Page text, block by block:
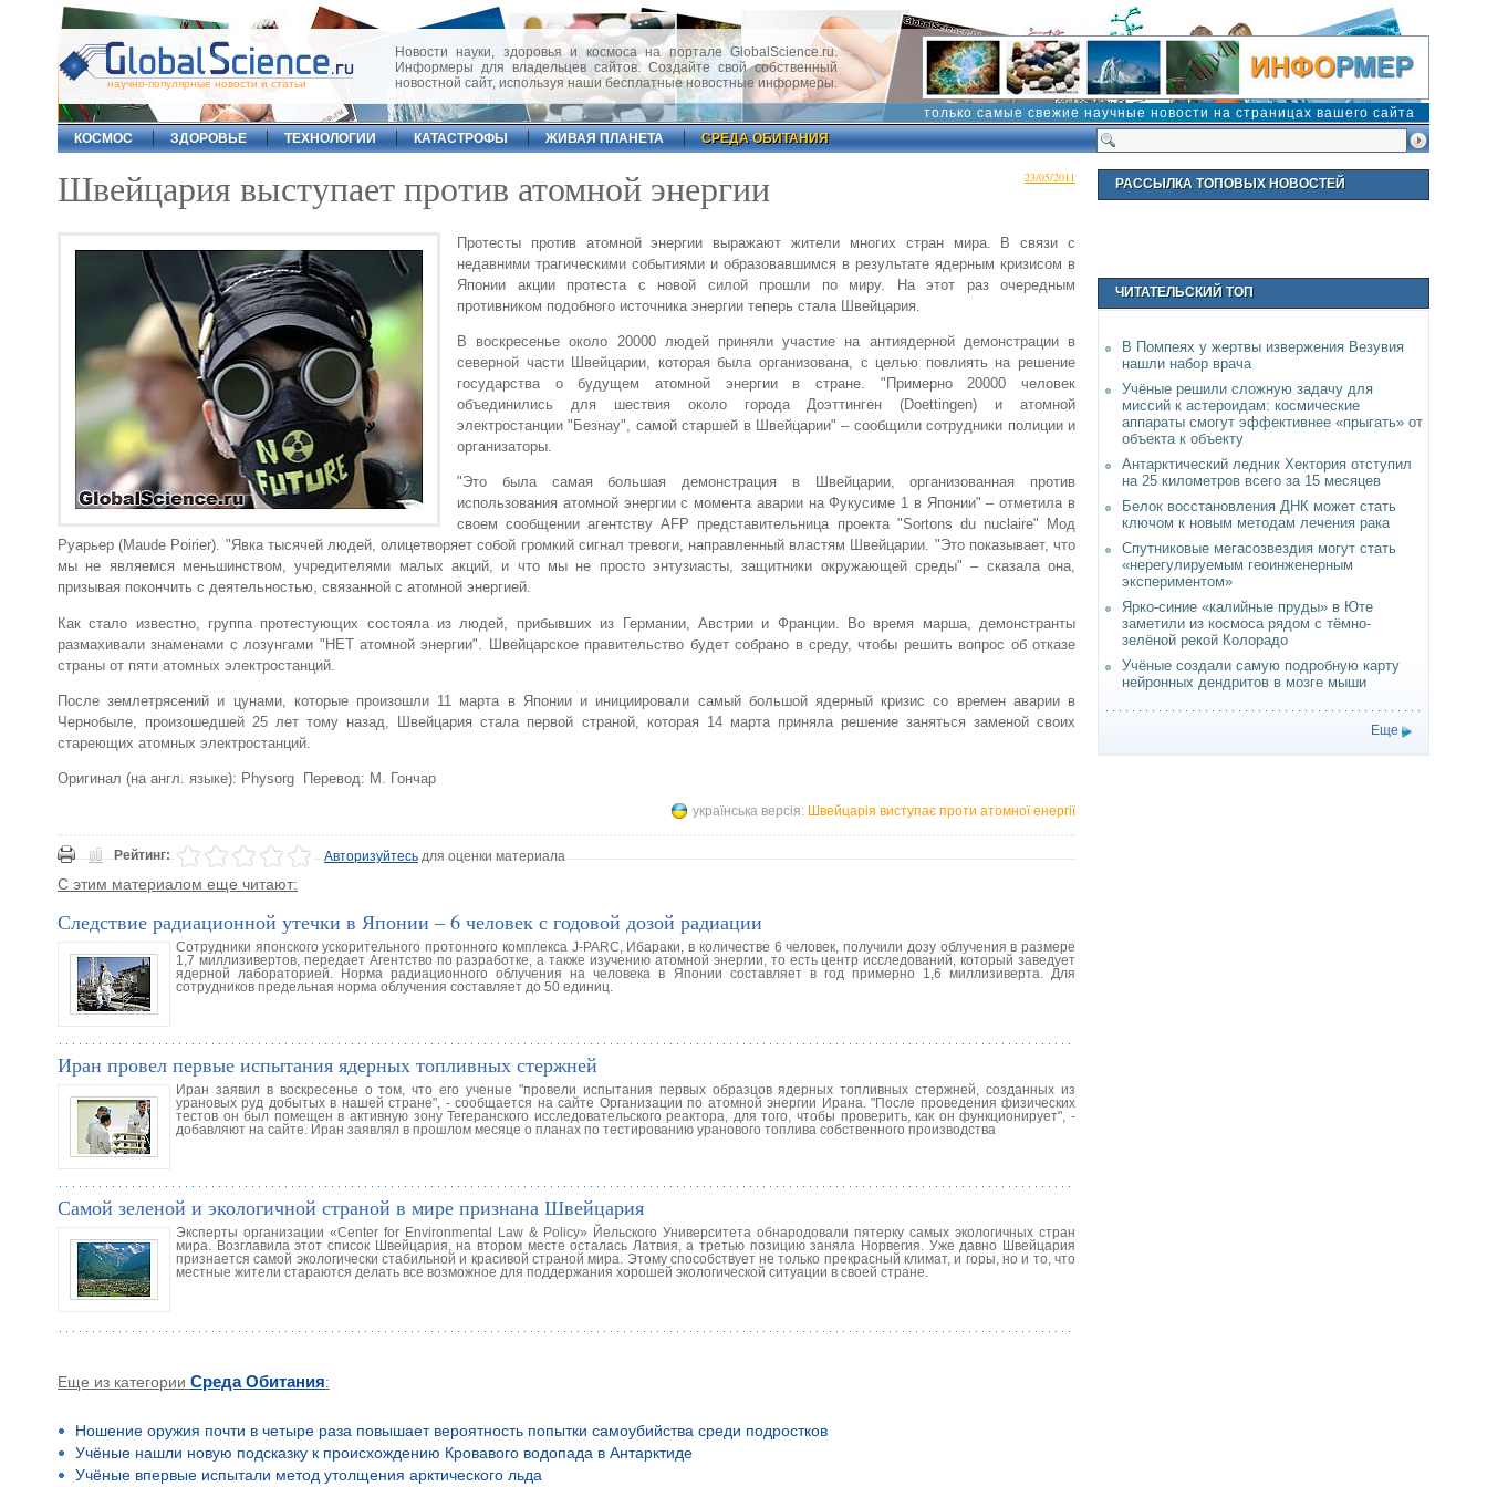
научно-популярные новости и статьи
Новости науки, здоровья и космоса на портале GlobalScience.ru.
Информеры для владельцев сайтов. Создайте свой собственный
новостной сайт, используя наши бесплатные новостные информеры.
только самые свежие научные новости на страницах вашего сайта
КОСМОС
ЗДОРОВЬЕ ТЕХНОЛОГИИ КАТАСТРОФЫ ЖИВАЯ ПЛАНЕТА СРЕДА ОБИТАНИЯ
23/05/2011
Швейцария выступает против атомной энергии
Протесты против атомной энергии выражают жители многих стран мира. В связи с
недавними трагическими событиями и образовавшимся в результате ядерным кризисом в
Японии акции протеста с новой силой прошли по миру. На этот раз очередным
противником подобного источника энергии теперь стала Швейцария.
В воскресенье около 20000 людей приняли участие на антиядерной демонстрации в
северной части Швейцарии, которая была организована, с целью повлиять на решение
государства о будущем атомной энергии в стране. "Примерно 20000 человек
объединились для шествия около города Доэттинген (Doettingen) и атомной
электростанции "Безнау", самой старшей в Швейцарии" – сообщили сотрудники полиции и
организаторы.
"Это была самая большая демонстрация в Швейцарии, организованная против
использования атомной энергии с момента аварии на Фукусиме 1 в Японии" – отметила в
своем сообщении агентству AFP представительница проекта "Sortons du nuclaire" Мод
Руарьер (Maude Poirier). "Явка тысячей людей, олицетворяет собой громкий сигнал тревоги, направленный властям Швейцарии. "Это показывает, что
мы не являемся меньшинством, учредителями малых акций, и что мы не просто энтузиасты, защитники окружающей среды" – сказала она,
призывая покончить с деятельностью, связанной с атомной энергией.
Как стало известно, группа протестующих состояла из людей, прибывших из Германии, Австрии и Франции. Во время марша, демонстранты
размахивали знаменами с лозунгами "НЕТ атомной энергии". Швейцарское правительство будет собрано в среду, чтобы решить вопрос об отказе
страны от пяти атомных электростанций.
После землетрясений и цунами, которые произошли 11 марта в Японии и инициировали самый большой ядерный кризис со времен аварии в
Чернобыле, произошедшей 25 лет тому назад, Швейцария стала первой страной, которая 14 марта приняла решение заняться заменой своих
стареющих атомных электростанций.
Оригинал (на англ. языке): Physorg Перевод: М. Гончар
українська версія: Швейцарія виступає проти атомної енергії
Рейтинг: Авторизуйтесьдля оценки материала
С этим материалом еще читают:
Следствие радиационной утечки в Японии – 6 человек с годовой дозой радиации
Сотрудники японского ускорительного протонного комплекса J-PARC, Ибараки, в количестве 6 человек, получили дозу облучения в размере
1,7 миллизивертов, передает Агентство по разработке, а также изучению атомной энергии, то есть центр исследований, который заведует
ядерной лабораторией. Норма радиационного облучения на человека в Японии составляет в год примерно 1,6 миллизиверта. Для
сотрудников предельная норма облучения составляет до 50 единиц.
Иран провел первые испытания ядерных топливных стержней
Иран заявил в воскресенье о том, что его ученые "провели испытания первых образцов ядерных топливных стержней, созданных из
урановых руд добытых в нашей стране", - сообщается на сайте Организации по атомной энергии Ирана. "После проведения физических
тестов он был помещен в активную зону Тегеранского исследовательского реактора, для того, чтобы проверить, как он функционирует", -
добавляют на сайте. Иран заявлял в прошлом месяце о планах по тестированию уранового топлива собственного производства
Самой зеленой и экологичной страной в мире признана Швейцария
Эксперты организации «Center for Environmental Law & Policy» Йельского Университета обнародовали пятерку самых экологичных стран
мира. Возглавила этот список Швейцария, на втором месте осталась Латвия, а третью позицию заняла Норвегия. Уже давно Швейцария
признается самой экологически стабильной и красивой страной мира. Этому способствует не только прекрасный климат, и горы, но и то, что
местные жители стараются делать все возможное для поддержания хорошей экологической ситуации в своей стране.
Еще из категории Среда Обитания:
Ношение оружия почти в четыре раза повышает вероятность попытки самоубийства среди подростков
Учёные нашли новую подсказку к происхождению Кровавого водопада в Антарктиде
Учёные впервые испытали метод утолщения арктического льда
РАССЫЛКА ТОПОВЫХ НОВОСТЕЙ
ЧИТАТЕЛЬСКИЙ ТОП
В Помпеях у жертвы извержения Везувия
нашли набор врача
Учёные решили сложную задачу для
миссий к астероидам: космические
аппараты смогут эффективнее «прыгать» от
объекта к объекту
Антарктический ледник Хектория отступил
на 25 километров всего за 15 месяцев
Белок восстановления ДНК может стать
ключом к новым методам лечения рака
Спутниковые мегасозвездия могут стать
«нерегулируемым геоинженерным
экспериментом»
Ярко-синие «калийные пруды» в Юте
заметили из космоса рядом с тёмно-
зелёной рекой Колорадо
Учёные создали самую подробную карту
нейронных дендритов в мозге мыши
Еще